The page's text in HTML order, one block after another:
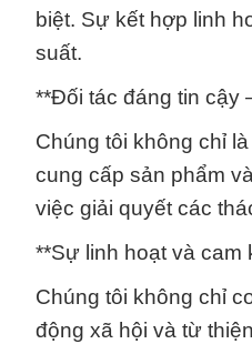
biệt. Sự kết hợp linh
suất.
**Đối tác đáng tin cậy
Chúng tôi không chỉ
cung cấp sản phẩm
việc giải quyết các
**Sự linh hoạt và cam
Chúng tôi không chỉ
động xã hội và từ